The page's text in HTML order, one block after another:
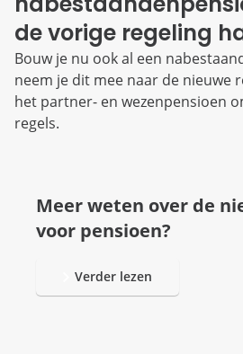
de vorige regeling
Bouw je nu ook al een
neem je dit mee naar de nieuwe
het partner- en wezenpensioen
regels.
Meer weten over de
voor pensioen?
Verder lezen